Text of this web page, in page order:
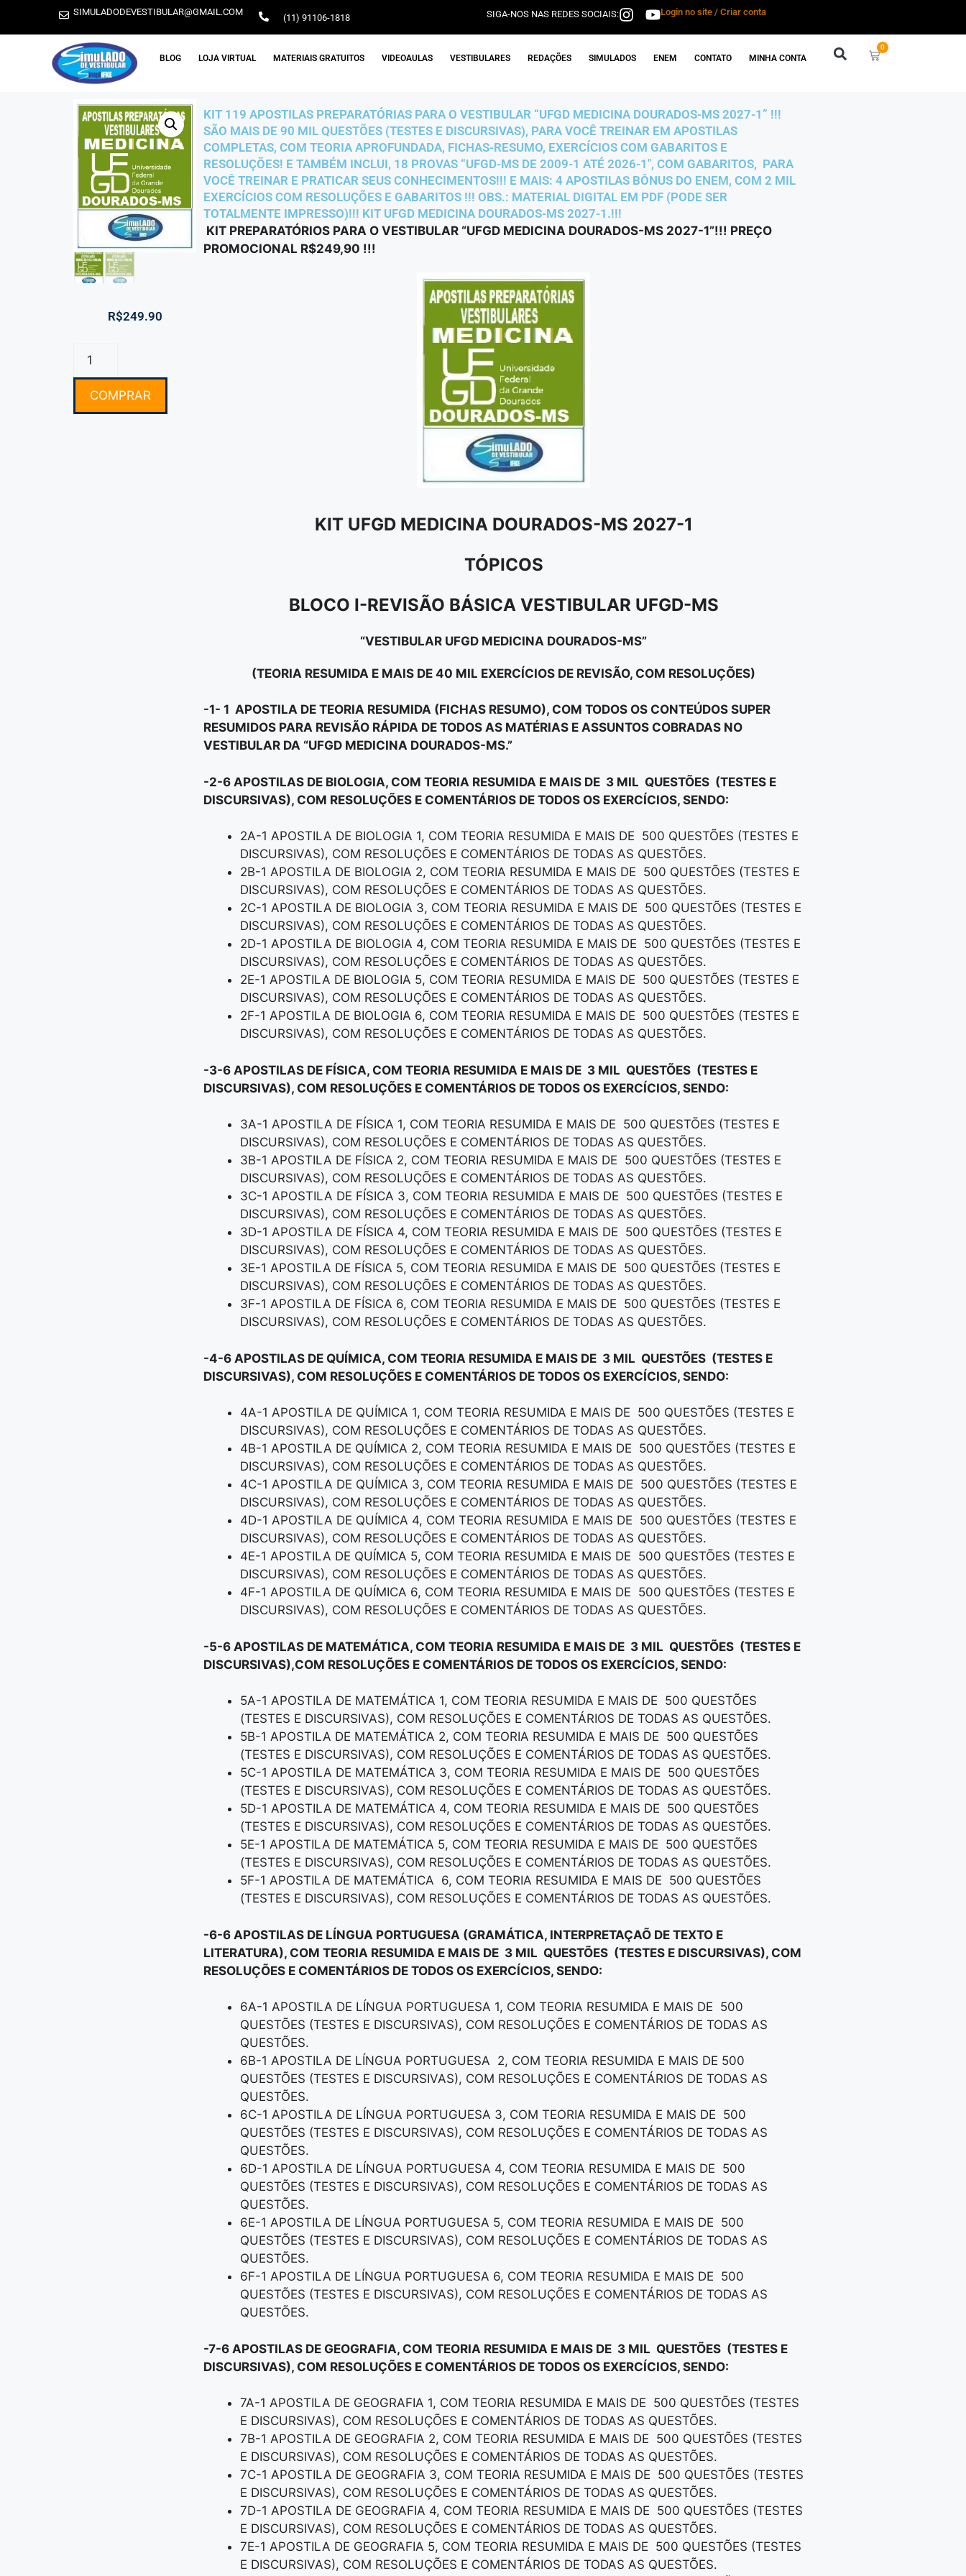
SIMULADODEVESTIBULAR@GMAIL.COM (11) 91106-1818 SIGA-NOS NAS REDES SOCIAIS: Login no site / Criar conta
BLOG LOJA VIRTUAL MATERIAIS GRATUITOS VIDEOAULAS VESTIBULARES REDAÇÕES SIMULADOS ENEM CONTATO MINHA CONTA
0
R$249.90
COMPRAR
KIT 119 APOSTILAS PREPARATÓRIAS PARA O VESTIBULAR “UFGD MEDICINA DOURADOS-MS 2027-1” !!!
SÃO MAIS DE 90 MIL QUESTÕES (TESTES E DISCURSIVAS), PARA VOCÊ TREINAR EM APOSTILAS
COMPLETAS, COM TEORIA APROFUNDADA, FICHAS-RESUMO, EXERCÍCIOS COM GABARITOS E
RESOLUÇÕES! E TAMBÉM INCLUI, 18 PROVAS “UFGD-MS DE 2009-1 ATÉ 2026-1″, COM GABARITOS, PARA
VOCÊ TREINAR E PRATICAR SEUS CONHECIMENTOS!!! E MAIS: 4 APOSTILAS BÔNUS DO ENEM, COM 2 MIL
EXERCÍCIOS COM RESOLUÇÕES E GABARITOS !!! OBS.: MATERIAL DIGITAL EM PDF (PODE SER
TOTALMENTE IMPRESSO)!!! KIT UFGD MEDICINA DOURADOS-MS 2027-1.!!!
KIT PREPARATÓRIOS PARA O VESTIBULAR “UFGD MEDICINA DOURADOS-MS 2027-1”!!! PREÇO
PROMOCIONAL R$249,90 !!!
KIT UFGD MEDICINA DOURADOS-MS 2027-1
TÓPICOS
BLOCO I-REVISÃO BÁSICA VESTIBULAR UFGD-MS
“VESTIBULAR UFGD MEDICINA DOURADOS-MS”
(TEORIA RESUMIDA E MAIS DE 40 MIL EXERCÍCIOS DE REVISÃO, COM RESOLUÇÕES)
-1- 1 APOSTILA DE TEORIA RESUMIDA (FICHAS RESUMO), COM TODOS OS CONTEÚDOS SUPER
RESUMIDOS PARA REVISÃO RÁPIDA DE TODOS AS MATÉRIAS E ASSUNTOS COBRADAS NO
VESTIBULAR DA “UFGD MEDICINA DOURADOS-MS.”
-2-6 APOSTILAS DE BIOLOGIA, COM TEORIA RESUMIDA E MAIS DE 3 MIL QUESTÕES (TESTES E
DISCURSIVAS), COM RESOLUÇÕES E COMENTÁRIOS DE TODOS OS EXERCÍCIOS, SENDO:
2A-1 APOSTILA DE BIOLOGIA 1, COM TEORIA RESUMIDA E MAIS DE 500 QUESTÕES (TESTES E
DISCURSIVAS), COM RESOLUÇÕES E COMENTÁRIOS DE TODAS AS QUESTÕES.
2B-1 APOSTILA DE BIOLOGIA 2, COM TEORIA RESUMIDA E MAIS DE 500 QUESTÕES (TESTES E
DISCURSIVAS), COM RESOLUÇÕES E COMENTÁRIOS DE TODAS AS QUESTÕES.
2C-1 APOSTILA DE BIOLOGIA 3, COM TEORIA RESUMIDA E MAIS DE 500 QUESTÕES (TESTES E
DISCURSIVAS), COM RESOLUÇÕES E COMENTÁRIOS DE TODAS AS QUESTÕES.
2D-1 APOSTILA DE BIOLOGIA 4, COM TEORIA RESUMIDA E MAIS DE 500 QUESTÕES (TESTES E
DISCURSIVAS), COM RESOLUÇÕES E COMENTÁRIOS DE TODAS AS QUESTÕES.
2E-1 APOSTILA DE BIOLOGIA 5, COM TEORIA RESUMIDA E MAIS DE 500 QUESTÕES (TESTES E
DISCURSIVAS), COM RESOLUÇÕES E COMENTÁRIOS DE TODAS AS QUESTÕES.
2F-1 APOSTILA DE BIOLOGIA 6, COM TEORIA RESUMIDA E MAIS DE 500 QUESTÕES (TESTES E
DISCURSIVAS), COM RESOLUÇÕES E COMENTÁRIOS DE TODAS AS QUESTÕES.
-3-6 APOSTILAS DE FÍSICA, COM TEORIA RESUMIDA E MAIS DE 3 MIL QUESTÕES (TESTES E
DISCURSIVAS), COM RESOLUÇÕES E COMENTÁRIOS DE TODOS OS EXERCÍCIOS, SENDO:
3A-1 APOSTILA DE FÍSICA 1, COM TEORIA RESUMIDA E MAIS DE 500 QUESTÕES (TESTES E
DISCURSIVAS), COM RESOLUÇÕES E COMENTÁRIOS DE TODAS AS QUESTÕES.
3B-1 APOSTILA DE FÍSICA 2, COM TEORIA RESUMIDA E MAIS DE 500 QUESTÕES (TESTES E
DISCURSIVAS), COM RESOLUÇÕES E COMENTÁRIOS DE TODAS AS QUESTÕES.
3C-1 APOSTILA DE FÍSICA 3, COM TEORIA RESUMIDA E MAIS DE 500 QUESTÕES (TESTES E
DISCURSIVAS), COM RESOLUÇÕES E COMENTÁRIOS DE TODAS AS QUESTÕES.
3D-1 APOSTILA DE FÍSICA 4, COM TEORIA RESUMIDA E MAIS DE 500 QUESTÕES (TESTES E
DISCURSIVAS), COM RESOLUÇÕES E COMENTÁRIOS DE TODAS AS QUESTÕES.
3E-1 APOSTILA DE FÍSICA 5, COM TEORIA RESUMIDA E MAIS DE 500 QUESTÕES (TESTES E
DISCURSIVAS), COM RESOLUÇÕES E COMENTÁRIOS DE TODAS AS QUESTÕES.
3F-1 APOSTILA DE FÍSICA 6, COM TEORIA RESUMIDA E MAIS DE 500 QUESTÕES (TESTES E
DISCURSIVAS), COM RESOLUÇÕES E COMENTÁRIOS DE TODAS AS QUESTÕES.
-4-6 APOSTILAS DE QUÍMICA, COM TEORIA RESUMIDA E MAIS DE 3 MIL QUESTÕES (TESTES E
DISCURSIVAS), COM RESOLUÇÕES E COMENTÁRIOS DE TODOS OS EXERCÍCIOS, SENDO:
4A-1 APOSTILA DE QUÍMICA 1, COM TEORIA RESUMIDA E MAIS DE 500 QUESTÕES (TESTES E
DISCURSIVAS), COM RESOLUÇÕES E COMENTÁRIOS DE TODAS AS QUESTÕES.
4B-1 APOSTILA DE QUÍMICA 2, COM TEORIA RESUMIDA E MAIS DE 500 QUESTÕES (TESTES E
DISCURSIVAS), COM RESOLUÇÕES E COMENTÁRIOS DE TODAS AS QUESTÕES.
4C-1 APOSTILA DE QUÍMICA 3, COM TEORIA RESUMIDA E MAIS DE 500 QUESTÕES (TESTES E
DISCURSIVAS), COM RESOLUÇÕES E COMENTÁRIOS DE TODAS AS QUESTÕES.
4D-1 APOSTILA DE QUÍMICA 4, COM TEORIA RESUMIDA E MAIS DE 500 QUESTÕES (TESTES E
DISCURSIVAS), COM RESOLUÇÕES E COMENTÁRIOS DE TODAS AS QUESTÕES.
4E-1 APOSTILA DE QUÍMICA 5, COM TEORIA RESUMIDA E MAIS DE 500 QUESTÕES (TESTES E
DISCURSIVAS), COM RESOLUÇÕES E COMENTÁRIOS DE TODAS AS QUESTÕES.
4F-1 APOSTILA DE QUÍMICA 6, COM TEORIA RESUMIDA E MAIS DE 500 QUESTÕES (TESTES E
DISCURSIVAS), COM RESOLUÇÕES E COMENTÁRIOS DE TODAS AS QUESTÕES.
-5-6 APOSTILAS DE MATEMÁTICA, COM TEORIA RESUMIDA E MAIS DE 3 MIL QUESTÕES (TESTES E
DISCURSIVAS),COM RESOLUÇÕES E COMENTÁRIOS DE TODOS OS EXERCÍCIOS, SENDO:
5A-1 APOSTILA DE MATEMÁTICA 1, COM TEORIA RESUMIDA E MAIS DE 500 QUESTÕES
(TESTES E DISCURSIVAS), COM RESOLUÇÕES E COMENTÁRIOS DE TODAS AS QUESTÕES.
5B-1 APOSTILA DE MATEMÁTICA 2, COM TEORIA RESUMIDA E MAIS DE 500 QUESTÕES
(TESTES E DISCURSIVAS), COM RESOLUÇÕES E COMENTÁRIOS DE TODAS AS QUESTÕES.
5C-1 APOSTILA DE MATEMÁTICA 3, COM TEORIA RESUMIDA E MAIS DE 500 QUESTÕES
(TESTES E DISCURSIVAS), COM RESOLUÇÕES E COMENTÁRIOS DE TODAS AS QUESTÕES.
5D-1 APOSTILA DE MATEMÁTICA 4, COM TEORIA RESUMIDA E MAIS DE 500 QUESTÕES
(TESTES E DISCURSIVAS), COM RESOLUÇÕES E COMENTÁRIOS DE TODAS AS QUESTÕES.
5E-1 APOSTILA DE MATEMÁTICA 5, COM TEORIA RESUMIDA E MAIS DE 500 QUESTÕES
(TESTES E DISCURSIVAS), COM RESOLUÇÕES E COMENTÁRIOS DE TODAS AS QUESTÕES.
5F-1 APOSTILA DE MATEMÁTICA 6, COM TEORIA RESUMIDA E MAIS DE 500 QUESTÕES
(TESTES E DISCURSIVAS), COM RESOLUÇÕES E COMENTÁRIOS DE TODAS AS QUESTÕES.
-6-6 APOSTILAS DE LÍNGUA PORTUGUESA (GRAMÁTICA, INTERPRETAÇAÕ DE TEXTO E
LITERATURA), COM TEORIA RESUMIDA E MAIS DE 3 MIL QUESTÕES (TESTES E DISCURSIVAS), COM
RESOLUÇÕES E COMENTÁRIOS DE TODOS OS EXERCÍCIOS, SENDO:
6A-1 APOSTILA DE LÍNGUA PORTUGUESA 1, COM TEORIA RESUMIDA E MAIS DE 500
QUESTÕES (TESTES E DISCURSIVAS), COM RESOLUÇÕES E COMENTÁRIOS DE TODAS AS
QUESTÕES.
6B-1 APOSTILA DE LÍNGUA PORTUGUESA 2, COM TEORIA RESUMIDA E MAIS DE 500
QUESTÕES (TESTES E DISCURSIVAS), COM RESOLUÇÕES E COMENTÁRIOS DE TODAS AS
QUESTÕES.
6C-1 APOSTILA DE LÍNGUA PORTUGUESA 3, COM TEORIA RESUMIDA E MAIS DE 500
QUESTÕES (TESTES E DISCURSIVAS), COM RESOLUÇÕES E COMENTÁRIOS DE TODAS AS
QUESTÕES.
6D-1 APOSTILA DE LÍNGUA PORTUGUESA 4, COM TEORIA RESUMIDA E MAIS DE 500
QUESTÕES (TESTES E DISCURSIVAS), COM RESOLUÇÕES E COMENTÁRIOS DE TODAS AS
QUESTÕES.
6E-1 APOSTILA DE LÍNGUA PORTUGUESA 5, COM TEORIA RESUMIDA E MAIS DE 500
QUESTÕES (TESTES E DISCURSIVAS), COM RESOLUÇÕES E COMENTÁRIOS DE TODAS AS
QUESTÕES.
6F-1 APOSTILA DE LÍNGUA PORTUGUESA 6, COM TEORIA RESUMIDA E MAIS DE 500
QUESTÕES (TESTES E DISCURSIVAS), COM RESOLUÇÕES E COMENTÁRIOS DE TODAS AS
QUESTÕES.
-7-6 APOSTILAS DE GEOGRAFIA, COM TEORIA RESUMIDA E MAIS DE 3 MIL QUESTÕES (TESTES E
DISCURSIVAS), COM RESOLUÇÕES E COMENTÁRIOS DE TODOS OS EXERCÍCIOS, SENDO:
7A-1 APOSTILA DE GEOGRAFIA 1, COM TEORIA RESUMIDA E MAIS DE 500 QUESTÕES (TESTES
E DISCURSIVAS), COM RESOLUÇÕES E COMENTÁRIOS DE TODAS AS QUESTÕES.
7B-1 APOSTILA DE GEOGRAFIA 2, COM TEORIA RESUMIDA E MAIS DE 500 QUESTÕES (TESTES
E DISCURSIVAS), COM RESOLUÇÕES E COMENTÁRIOS DE TODAS AS QUESTÕES.
7C-1 APOSTILA DE GEOGRAFIA 3, COM TEORIA RESUMIDA E MAIS DE 500 QUESTÕES (TESTES
E DISCURSIVAS), COM RESOLUÇÕES E COMENTÁRIOS DE TODAS AS QUESTÕES.
7D-1 APOSTILA DE GEOGRAFIA 4, COM TEORIA RESUMIDA E MAIS DE 500 QUESTÕES (TESTES
E DISCURSIVAS), COM RESOLUÇÕES E COMENTÁRIOS DE TODAS AS QUESTÕES.
7E-1 APOSTILA DE GEOGRAFIA 5, COM TEORIA RESUMIDA E MAIS DE 500 QUESTÕES (TESTES
E DISCURSIVAS), COM RESOLUÇÕES E COMENTÁRIOS DE TODAS AS QUESTÕES.